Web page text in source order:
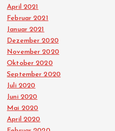
April 2021
Februar 2021
Januar 2021
Dezember 2020
November 2020
Oktober 2020
September 2020
Juli 2020
Juni 2020
Mai 2020
April 2020